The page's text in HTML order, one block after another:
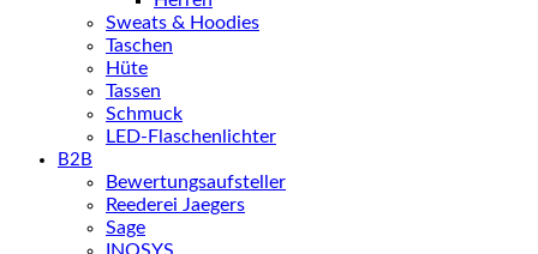
Sweats & Hoodies
Taschen
Hüte
Tassen
Schmuck
LED-Flaschenlichter
B2B
Bewertungsaufsteller
Reederei Jaegers
Sage